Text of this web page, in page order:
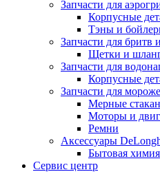
Запчасти для
Корпусные
Тэны и
Запчасти для бритв
Щетки и
Запчасти для
Корпусные
Запчасти для
Мерные
Моторы и
Ремни
Аксессуары
Бытовая химия
Сервис центр